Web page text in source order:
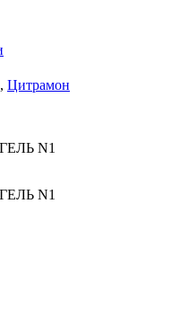
, Цитрамон
N1
N1